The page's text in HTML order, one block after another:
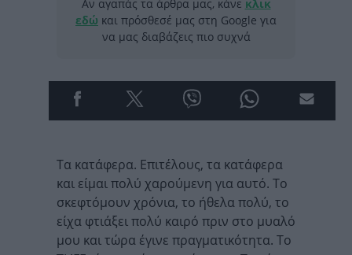
Αν αγαπάς τα άρθρα μας, κάνε κλικ
εδώ και πρόσθεσέ μας στη Google για
να μας διαβάζεις πιο συχνά
Τα κατάφερα. Επιτέλους, τα κατάφερα
και είμαι πολύ χαρούμενη για αυτό. Το
σκεφτόμουν χρόνια, το ήθελα πολύ, το
είχα φτιάξει πολύ καιρό πριν στο μυαλό
μου και τώρα έγινε πραγματικότητα. Το